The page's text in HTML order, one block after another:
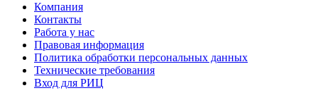
Компания
Контакты
Работа у нас
Правовая информация
Политика обработки персональных данных
Технические требования
Вход для РИЦ